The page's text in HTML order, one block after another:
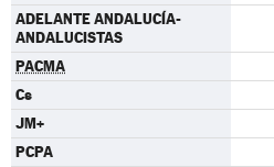
ADELANTE ANDALUCÍA-
ANDALUCISTAS
PACMA
Cs
JM+
PCPA